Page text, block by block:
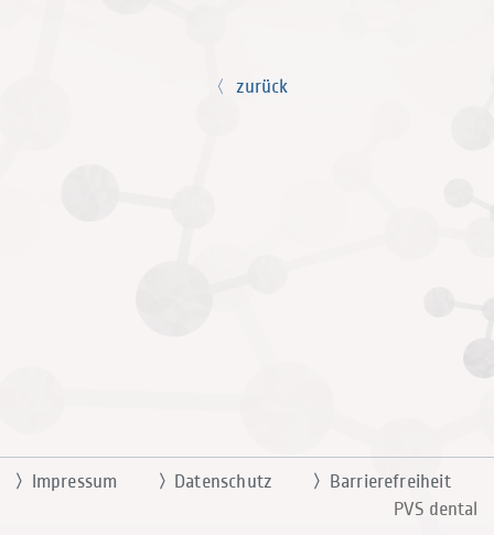
zurück
Impressum Datenschutz
Barrierefreiheit
PVS dental